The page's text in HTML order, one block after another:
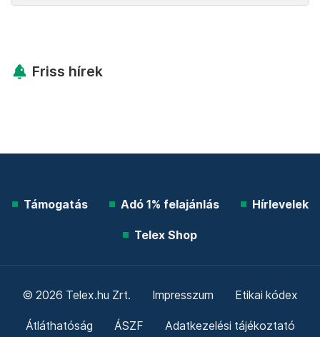
Friss hírek
Támogatás Adó 1% felajánlás Hírlevelek
Telex Shop
© 2026 Telex.hu Zrt. Impresszum Etikai kódex
Átláthatóság ÁSZF Adatkezelési tájékoztató